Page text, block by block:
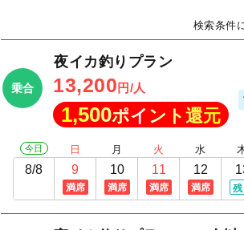
検索条件
乗合
夜イカ釣りプラン
13,200 円/人
1,500ポイント還元
今日
8/8
日
9
満席
月
10
満席
火
11
満席
水
12
満席 残